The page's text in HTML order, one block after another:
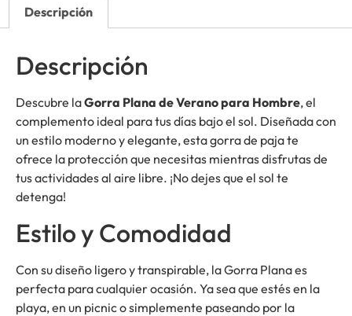
Descripción
Descripción
Descubre laGorra Plana de Verano para Hombre, el
complemento ideal para tus días bajo el sol. Diseñada con
un estilo moderno y elegante, esta gorra de paja te
ofrece la protección que necesitas mientras disfrutas de
tus actividades al aire libre. ¡No dejes que el sol te
detenga!
Estilo y Comodidad
Con su diseño ligero y transpirable, la Gorra Plana es
perfecta para cualquier ocasión. Ya sea que estés en la
playa, en un picnic o simplemente paseando por la